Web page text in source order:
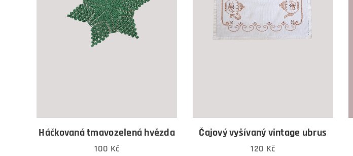
Háčkovaná tmavozelená hvězda
100 Kč
Čajový vyšívaný vintage ubrus
120 Kč